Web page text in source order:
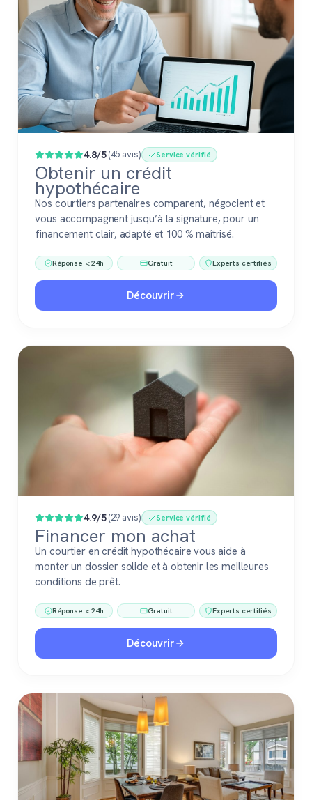
4.8/5(45 avis) Service vérifié
Obtenir un crédit
hypothécaire
Nos courtiers partenaires comparent, négocient et
vous accompagnent jusqu’à la signature, pour un
financement clair, adapté et 100 % maîtrisé.
Réponse < 24h Gratuit Experts certifiés
Découvrir
4.9/5(29 avis) Service vérifié
Financer mon achat
Un courtier en crédit hypothécaire vous aide à
monter un dossier solide et à obtenir les meilleures
conditions de prêt.
Réponse < 24h Gratuit Experts certifiés
Découvrir